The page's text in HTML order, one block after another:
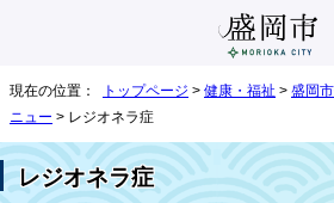
現在の位置： トップページ > 健康・福祉 > 盛岡
ニュー > レジオネラ症
レジオネラ症